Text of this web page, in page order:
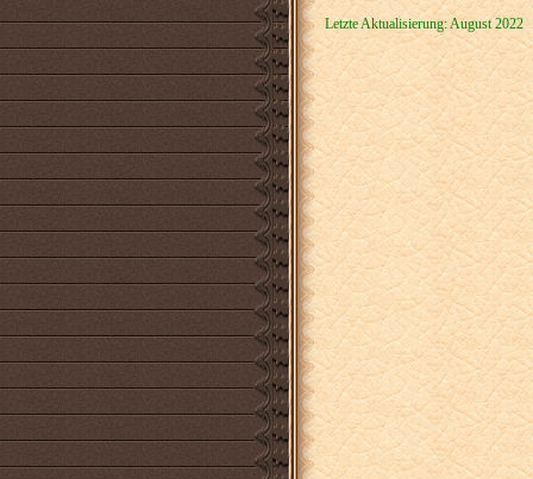
Letzte Aktualisierung: August 2022